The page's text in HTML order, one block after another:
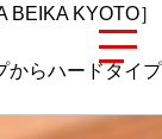
BEIKA KYOTO］
からハードタイプ